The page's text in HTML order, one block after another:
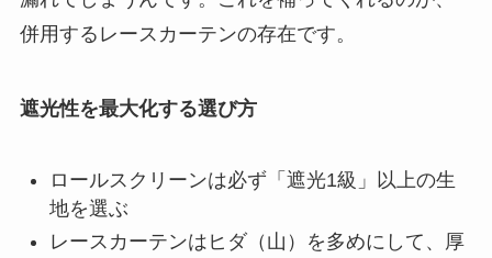
併用するレースカーテンの存在です。
遮光性を最大化する選び方
ロールスクリーンは必ず「遮光1級」以上の生
地を選ぶ
レースカーテンはヒダ（山）を多めにして、厚